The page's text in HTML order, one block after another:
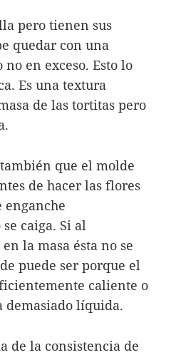
pero tienen sus
quedar con una
en exceso. Esto lo
Es una textura
de las tortitas pero
que el molde
de hacer las flores
enganche
caiga. Si al
la masa ésta no se
puede ser porque el
caliente o
demasiado líquida.
de la consistencia de